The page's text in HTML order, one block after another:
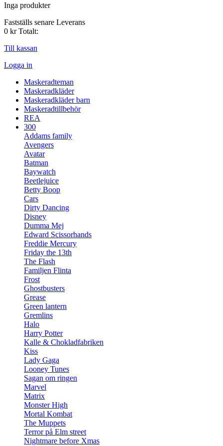
Inga produkter
Fastställs senare Leverans
0 kr Totalt:
Till kassan
Logga in
Maskeradteman
Maskeradkläder
Maskeradkläder barn
Maskeradtillbehör
REA
300
Addams family
Avengers
Avatar
Batman
Baywatch
Beetlejuice
Betty Boop
Cars
Dirty Dancing
Disney
Dumma Mej
Edward Scissorhands
Freddie Mercury
Friday the 13th
The Flash
Familjen Flinta
Frost
Ghostbusters
Grease
Green lantern
Gremlins
Halo
Harry Potter
Kalle & Chokladfabriken
Kiss
Lady Gaga
Looney Tunes
Sagan om ringen
Marvel
Matrix
Monster High
Mortal Kombat
The Muppets
Terror på Elm street
Nightmare before Xmas